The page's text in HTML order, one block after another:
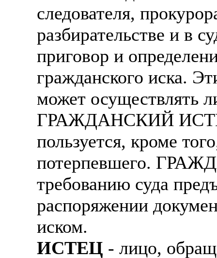
следователя,
разбирательстве и в
приговор и
гражданского
может осуществлять
ГРАЖДАНСКИЙ ИСТЕЦ
пользуется, кроме
потерпевшего.
требованию суда
распоряжении
иском.
ИСТЕЦ - лицо,